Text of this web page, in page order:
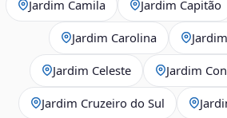
Jardim Camila Jardim Capitão
Jardim Carolina
Jardim Celeste Jardim
Jardim Cruzeiro do Sul